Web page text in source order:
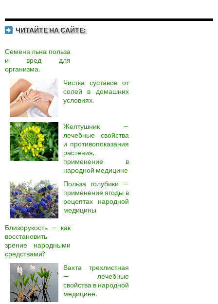
ЧИТАЙТЕ НА САЙТЕ:
Семена льна польза
и вред для
организма.
Чистка суставов от
солей в домашних
условиях.
Желтушник —
лечебные свойства
и противопоказания
растения,
применение в
народной медицине
Польза голубики —
применение ягоды в
рецептах народной
медицины
Близорукость — как
восстановить
зрение народными
средствами?
Вахта трехлистная
— лечебные
свойства в народной
медицине.